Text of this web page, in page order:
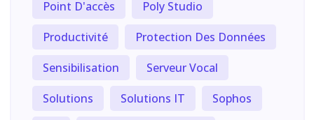
Point D'accès
Poly Studio
Productivité
Protection Des Données
Sensibilisation
Serveur Vocal
Solutions
Solutions IT
Sophos